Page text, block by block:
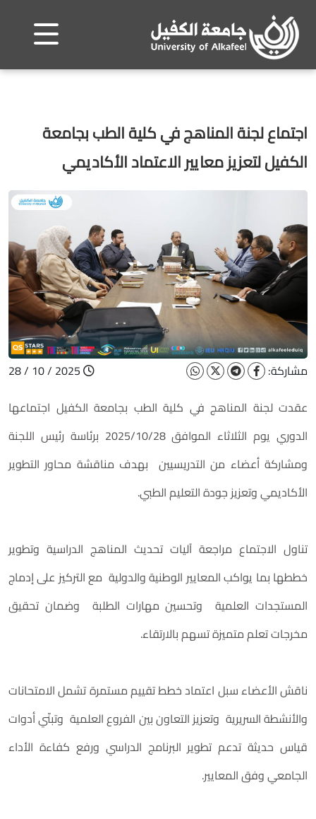
اجتماع لجنة المناهج في كلية الطب بجامعة
الكفيل لتعزيز معايير الاعتماد الأكاديمي
مشاركة:
عقدت لجنة المناهج في كلية الطب بجامعة الكفيل اجتماعها
الدوري يوم الثلاثاء الموافق 2025/10/28 برئاسة رئيس اللجنة
ومشاركة أعضاء من التدريسيين بهدف مناقشة محاور التطوير
الأكاديمي وتعزيز جودة التعليم الطبي.
تناول الاجتماع مراجعة آليات تحديث المناهج الدراسية وتطوير
خططها بما يواكب المعايير الوطنية والدولية مع التركيز على إدماج
المستجدات العلمية وتحسين مهارات الطلبة وضمان تحقيق
مخرجات تعلم متميزة تسهم بالارتقاء.
ناقش الأعضاء سبل اعتماد خطط تقييم مستمرة تشمل الامتحانات
والأنشطة السريرية وتعزيز التعاون بين الفروع العلمية وتبنّي أدوات
قياس حديثة تدعم تطوير البرنامج الدراسي ورفع كفاءة الأداء
الجامعي وفق المعايير.